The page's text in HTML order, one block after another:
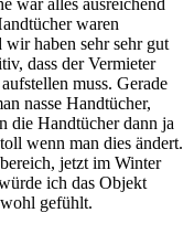
war alles ausreichend
waren
haben sehr sehr gut
dass der Vermieter
muss. Gerade
nasse Handtücher,
die Handtücher dann ja
wenn man dies ändert.
jetzt im Winter
ich das Objekt
gefühlt.